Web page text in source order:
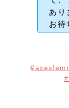
あり
お待